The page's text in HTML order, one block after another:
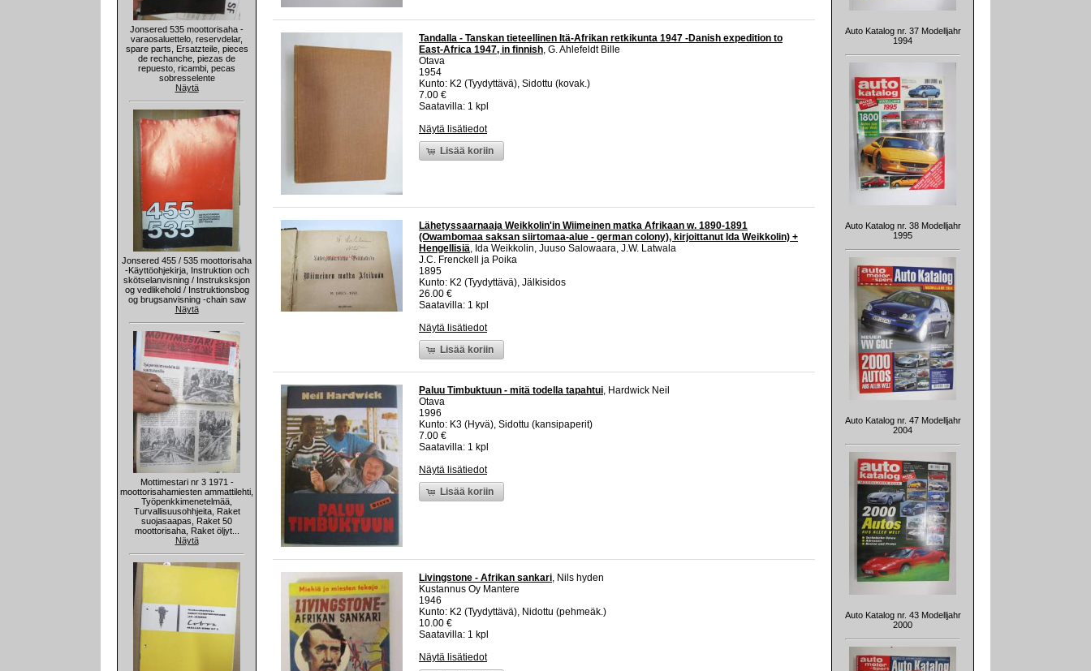
Jonsered 535 moottorisaha -
varaosaluettelo, reservdelar,
spare parts, Ersatzteile, pieces
de rechanche, piezas de
repuesto, ricambi, pecas
sobresselente
Näytä
Jonsered 455 / 535 moottorisaha
-Käyttöohjekirja, Instruktion och
skötselanvisning / Instruksksjon
og vedlikehold / Instruktionsbog
og brugsanvisning -chain saw
Näytä
Mottimestari nr 3 1971 -
moottorisahamiesten ammattilehti,
Työpenkkimenetelmää,
Turvallisuusohhjeita, Raket
suojasaapas, Raket 50
moottorisaha, Raket öljyt...
Näytä
Tandalla - Tanskan tieteellinen Itä-Afrikan retkikunta 1947 -Danish expedition to
East-Africa 1947, in finnish, G. Ahlefeldt Bille
Otava
1954
Kunto: K2 (Tyydyttävä), Sidottu (kovak.)
7.00 €
Saatavilla: 1 kpl
Näytä lisätiedot
Lisää koriin
Lähetyssaarnaaja Weikkolin'in Wiimeinen matka Afrikaan w. 1890-1891
(Owambomaa saksan siirtomaa-alue - german colony), kirjoittanut Ida Weikkolin) +
Hengellisiä, Ida Weikkolin, Juuso Salowaara, J.W. Latwala
J.C. Frenckell ja Poika
1895
Kunto: K2 (Tyydyttävä), Jälkisidos
26.00 €
Saatavilla: 1 kpl
Näytä lisätiedot
Lisää koriin
Paluu Timbuktuun - mitä todella tapahtui, Hardwick Neil
Otava
1996
Kunto: K3 (Hyvä), Sidottu (kansipaperit)
7.00 €
Saatavilla: 1 kpl
Näytä lisätiedot
Lisää koriin
Livingstone - Afrikan sankari, Nils hyden
Kustannus Oy Mantere
1946
Kunto: K2 (Tyydyttävä), Nidottu (pehmeäk.)
10.00 €
Saatavilla: 1 kpl
Näytä lisätiedot
Auto Katalog nr. 37 Modelljahr
1994
Auto Katalog nr. 38 Modelljahr
1995
Auto Katalog nr. 47 Modelljahr
2004
Auto Katalog nr. 43 Modelljahr
2000